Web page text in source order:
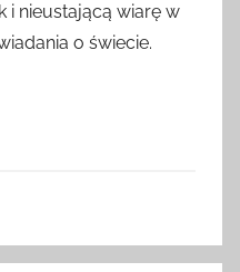
i nieustającą wiarę w
o świecie.